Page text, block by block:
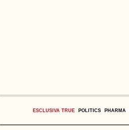
ESCLUSIVA TRUE POLITICS PHARMA